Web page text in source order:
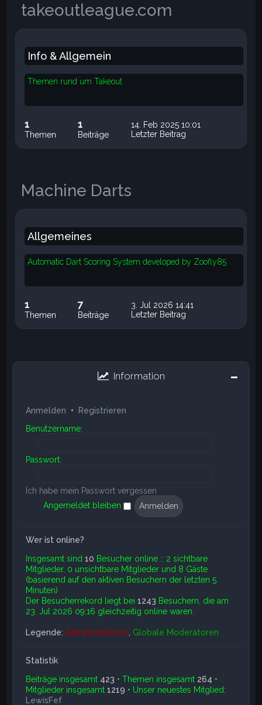
takeoutleague.com
Info & Allgemein
Themen rund um Takeout
1
Themen
1
Beiträge
14. Feb 2025 10:01
Letzter Beitrag
Machine Darts
Allgemeines
Automatic Dart Scoring System developed by Zoofly85
1
Themen
7
Beiträge
3. Jul 2026 14:41
Letzter Beitrag
Information
Anmelden •
Registrieren
Benutzername:
Passwort:
Ich habe mein Passwort vergessen
Angemeldet bleiben
Wer ist online?
Insgesamt sind10 Besucher online :: 2 sichtbare
Mitglieder, 0 unsichtbare Mitglieder und 8 Gäste
(basierend auf den aktiven Besuchern der letzten 5
Minuten)
Der Besucherrekord liegt bei1243 Besuchern, die am
23. Jul 2026 09:16 gleichzeitig online waren.
Legende:Administratoren ,Globale Moderatoren
Statistik
Beiträge insgesamt 423 • Themen insgesamt 264 •
Mitglieder insgesamt1219 • Unser neuestes Mitglied:
LewisFef